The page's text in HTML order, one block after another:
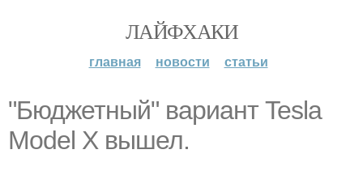
ЛАЙФХАКИ
главная новости статьи
"Бюджетный" вариант Tesla
Model X вышел.